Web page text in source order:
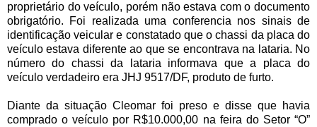
proprietário do veículo, porém não estava com o documento
obrigatório. Foi realizada uma conferencia nos sinais de
identificação veicular e constatado que o chassi da placa do
veículo estava diferente ao que se encontrava na lataria. No
número do chassi da lataria informava que a placa do
veículo verdadeiro era JHJ 9517/DF, produto de furto.
Diante da situação Cleomar foi preso e disse que havia
comprado o veículo por R$10.000,00 na feira do Setor “O”